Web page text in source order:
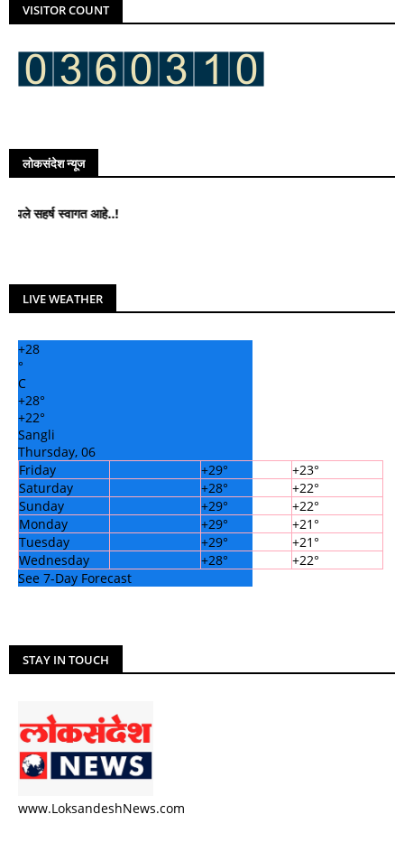
VISITOR COUNT
लोकसंदेश न्यूज
स्वागत आहे..!
LIVE WEATHER
+28
°
C
+28°
+22°
Sangli
Thursday, 06
Friday
+29° +23°
Saturday
+28° +22°
Sunday
+29° +22°
Monday
+29° +21°
Tuesday
+29° +21°
Wednesday
+28° +22°
See 7-Day Forecast
STAY IN TOUCH
www.LoksandeshNews.com